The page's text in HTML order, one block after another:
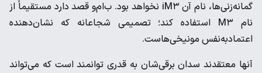
گمانه‌زنی‌ها، نام آن iM۳ نخواهد بود. ب‌ام‌و قصد دارد مستقیماً از
نام M۳ استفاده کند؛ تصمیمی شجاعانه که نشان‌دهنده
اعتمادبه‌نفس مونیخی‌هاست.
آنها معتقدند سدان برقی‌شان به قدری توانمند است که می‌تواند